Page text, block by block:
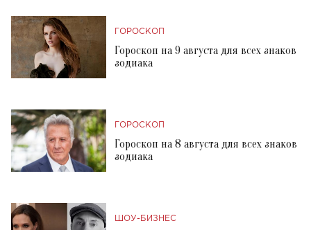
ГОРОСКОП
Гороскоп на 9 августа для всех знаков
зодиака
ГОРОСКОП
Гороскоп на 8 августа для всех знаков
зодиака
ШОУ-БИЗНЕС